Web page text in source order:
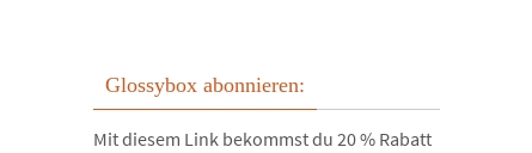
Glossybox abonnieren:
Mit diesem Link bekommst du 20 % Rabatt